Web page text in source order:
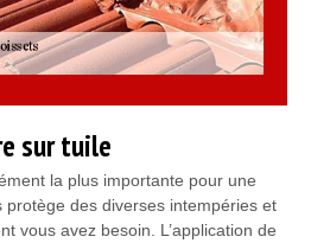
sur tuile
la plus importante pour une
protège des diverses intempéries et
vous avez besoin. L’application de